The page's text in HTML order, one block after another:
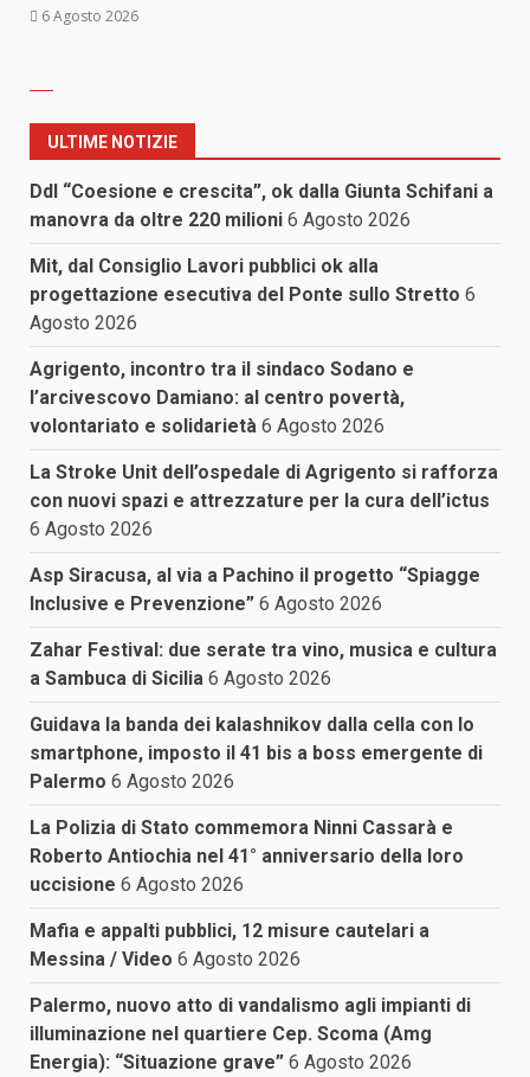
6 Agosto 2026
ULTIME NOTIZIE
Ddl “Coesione e crescita”, ok dalla Giunta Schifani a
manovra da oltre 220 milioni 6 Agosto 2026
Mit, dal Consiglio Lavori pubblici ok alla
progettazione esecutiva del Ponte sullo Stretto 6
Agosto 2026
Agrigento, incontro tra il sindaco Sodano e
l’arcivescovo Damiano: al centro povertà,
volontariato e solidarietà 6 Agosto 2026
La Stroke Unit dell’ospedale di Agrigento si rafforza
con nuovi spazi e attrezzature per la cura dell’ictus
6 Agosto 2026
Asp Siracusa, al via a Pachino il progetto “Spiagge
Inclusive e Prevenzione” 6 Agosto 2026
Zahar Festival: due serate tra vino, musica e cultura
a Sambuca di Sicilia 6 Agosto 2026
Guidava la banda dei kalashnikov dalla cella con lo
smartphone, imposto il 41 bis a boss emergente di
Palermo 6 Agosto 2026
La Polizia di Stato commemora Ninni Cassarà e
Roberto Antiochia nel 41° anniversario della loro
uccisione 6 Agosto 2026
Mafia e appalti pubblici, 12 misure cautelari a
Messina / Video 6 Agosto 2026
Palermo, nuovo atto di vandalismo agli impianti di
illuminazione nel quartiere Cep. Scoma (Amg
Energia): “Situazione grave” 6 Agosto 2026